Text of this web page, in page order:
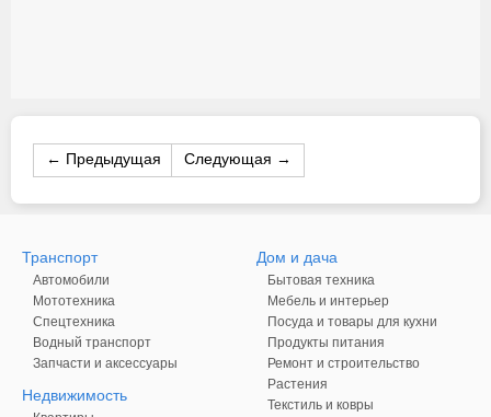
← Предыдущая Следующая →
Транспорт
Автомобили
Мототехника
Спецтехника
Водный транспорт
Запчасти и аксессуары
Недвижимость
Дом и дача
Бытовая техника
Мебель и интерьер
Посуда и товары для кухни
Продукты питания
Ремонт и строительство
Растения
Текстиль и ковры